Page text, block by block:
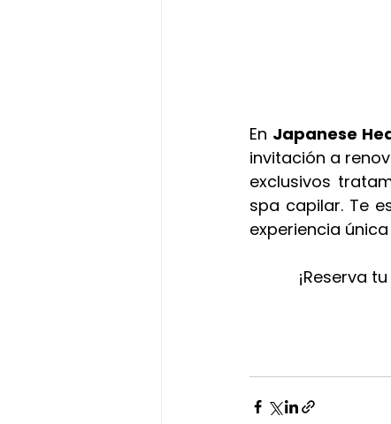
En Japanese
invitación a
exclusivos
spa capilar. Te
experiencia
¡Reserva